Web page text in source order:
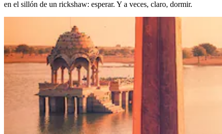
en el sillón de un rickshaw: esperar. Y a veces, claro, dormir.